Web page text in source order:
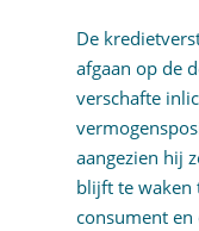
De
afgaan op de
verschafte
aangezien hij
blijft te waken
consument